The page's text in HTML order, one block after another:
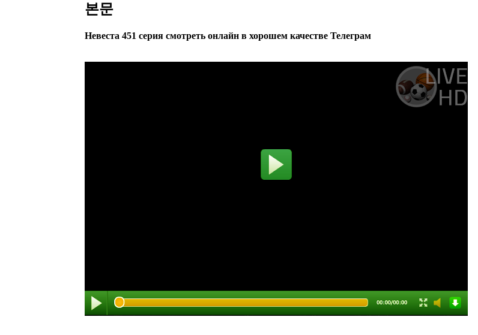
본문
Невеста 451 серия смотреть онлайн в хорошем качестве Телеграм